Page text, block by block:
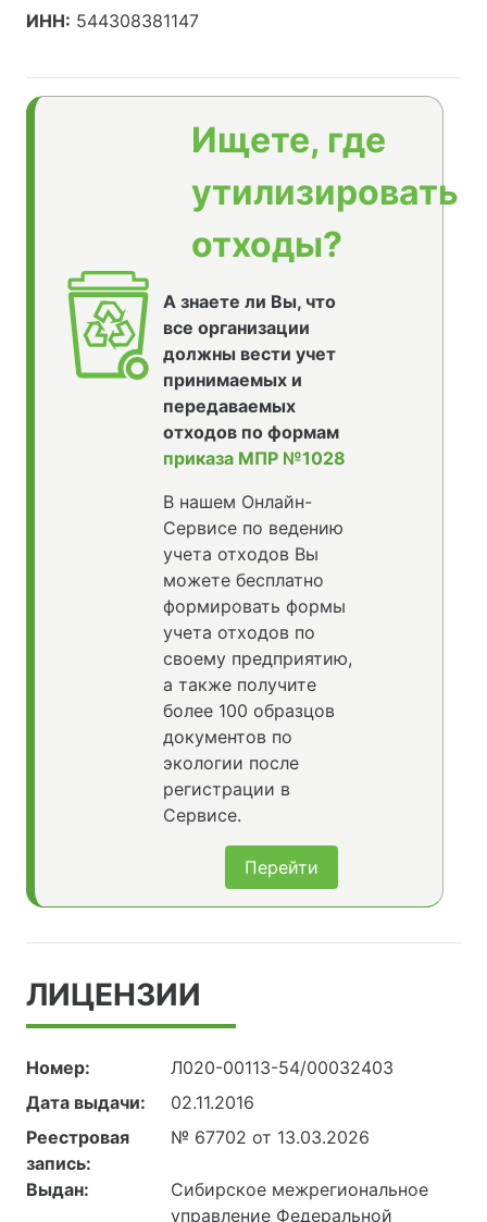
ИНН: 544308381147
Ищете, где
утилизировать
отходы?
А знаете ли Вы, что
все организации
должны вести учет
принимаемых и
передаваемых
отходов по формам
приказа МПР №1028
В нашем Онлайн-
Сервисе по ведению
учета отходов Вы
можете бесплатно
формировать формы
учета отходов по
своему предприятию,
а также получите
более 100 образцов
документов по
экологии после
регистрации в
Сервисе.
Перейти
ЛИЦЕНЗИИ
Номер:
Л020-00113-54/00032403
Дата выдачи:
02.11.2016
Реестровая
запись:
№ 67702 от 13.03.2026
Выдан:
Сибирское межрегиональное
управление Федеральной